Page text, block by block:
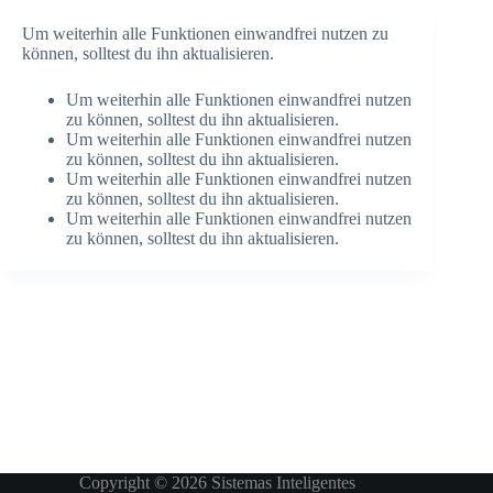
Um weiterhin alle Funktionen einwandfrei nutzen zu
können, solltest du ihn aktualisieren.
Um weiterhin alle Funktionen einwandfrei nutzen
zu können, solltest du ihn aktualisieren.
Um weiterhin alle Funktionen einwandfrei nutzen
zu können, solltest du ihn aktualisieren.
Um weiterhin alle Funktionen einwandfrei nutzen
zu können, solltest du ihn aktualisieren.
Um weiterhin alle Funktionen einwandfrei nutzen
zu können, solltest du ihn aktualisieren.
Copyright © 2026 Sistemas Inteligentes